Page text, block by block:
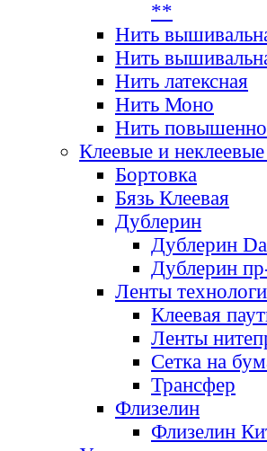
**
Нить
Нить
Нить латексная
Нить Моно
Нить
Клеевые и
Бортовка
Бязь Клеевая
Дублерин
Дублерин
Дублерин
Ленты
Клеевая
Ленты
Сетка на
Трансфер
Флизелин
Флизелин